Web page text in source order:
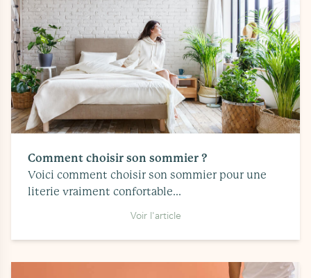
Comment choisir son sommier ?
Voici comment choisir son sommier pour une
literie vraiment confortable...
Voir l'article